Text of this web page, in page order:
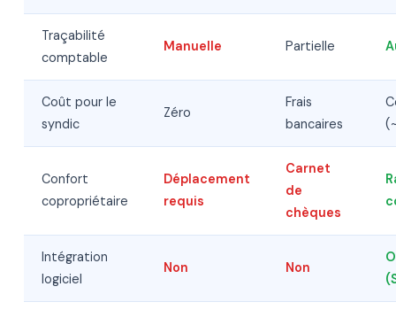
Traçabilité
comptable
Manuelle Partielle
Coût pour le
syndic
Zéro
Frais
bancaires
Confort
copropriétaire
Déplacement
requis
Carnet
de
chèques
Intégration
logiciel
Non Non